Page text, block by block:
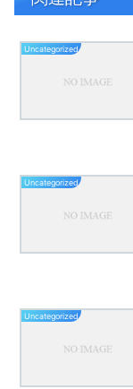
Uncategorized
Uncategorized
Uncategorized